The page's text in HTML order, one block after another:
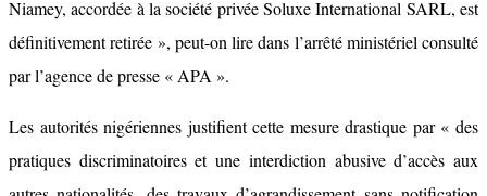
Niamey, accordée à la société privée Soluxe International SARL, est
définitivement retirée », peut-on lire dans l’arrêté ministériel consulté
par l’agence de presse « APA ».
Les autorités nigériennes justifient cette mesure drastique par « des
pratiques discriminatoires et une interdiction abusive d’accès aux